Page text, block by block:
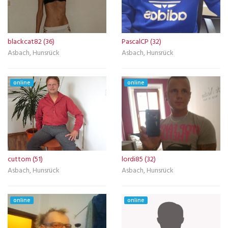
blackcat82 (36)
Asbach, Hunsrück
PascalCP (32)
Asbach, Hunsrück
online
cuttom (51)
Asbach, Hunsrück
online
lordi85 (32)
Asbach, Hunsrück
online online